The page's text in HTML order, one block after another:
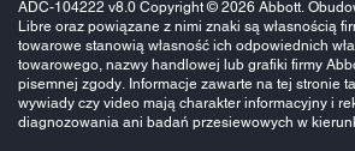
ADC-104222 v8.0 Copyright © 2026 Abbott.
Libre oraz powiązane z nimi znaki są własnością
towarowe stanowią własność ich odpowiednich
towarowego, nazwy handlowej lub grafiki firmy
pisemnej zgody. Informacje zawarte na tej stronie
wywiady czy video mają charakter informacyjny i
diagnozowania ani badań przesiewowych w